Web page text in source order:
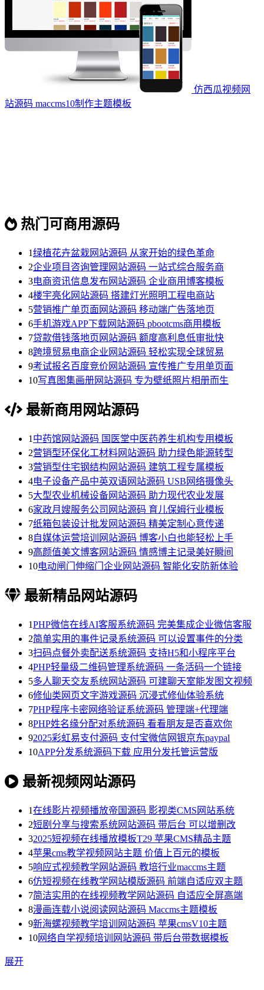
仿西瓜视频网
站源码 maccms10制作主题模板
热门可商用源码
1绿植花卉盆栽网站源码 从家开始的绿色革命
2企业项目咨询管理网站源码 一站式综合服务商
3电商资讯信息发布网站源码 企业商用博客模板
4楼宇亮化网站源码 搭建灯光照明工程电商站
5营销推广单页面网站源码 移动端广告落地页
6手机游戏APP下载网站源码 pbootcms商用模板
7贷款借钱落地页网站源码 额度高利息低审批快
8跨境贸易电商企业网站源码 轻松实现全球贸易
9考试报名百度竞价网站源码 宣传推广专用单页面
10写真图集画册网站源码 专为壁纸照片相册而生
最新商用网站源码
1 中药馆网站源码 国医堂中医药养生机构专用模板
2营销型环保化工材料网站源码 助力绿色能源转型
3营销型住宅钢结构网站源码 建筑工程专属模板
4电子设备产品中英双语网站源码 USB网络摄像头
5大型农业机械设备网站源码 助力现代农业发展
6家政月嫂服务公司网站源码 育儿保姆行业模板
7纸箱包装设计批发网站源码 精美定制心意传递
8自媒体运营培训网站源码 博客小白也能轻松上手
9高颜值美文博客网站源码 情感博主记录美好瞬间
10电动闸门伸缩门企业网站源码 智能化安防新体验
最新精品网站源码
1PHP微信在线AI客服系统源码 完美集成企业微信客服
2简单实用的事件记录系统源码 可以设置事件的分类
3扫码点餐外卖配送系统源码 支持H5和小程序平台
4PHP轻量级二维码管理系统源码 一条活码一个链接
5多人聊天交友系统网站源码 可建聊天室能发图文视频
6修仙类网页文字游戏源码 沉浸式修仙体验系统
7PHP程序卡密网络验证系统源码 管理端+代理端
8PHP姓名缘分配对系统源码 看看朋友是否喜欢你
92025彩虹易支付源码 支付宝微信网银京东paypal
10APP分发系统源码下载 应用分发托管运营版
最新视频网站源码
1在线影片视频播放帝国源码 影视类CMS网站系统
2短剧分享与搜索系统网站源码 带后台 可以增删改
32025短视频在线播放模板T29 苹果CMS精品主题
4苹果cms教学视频网站主题 价值上百元的模板
5响应式视频教学网站源码 教培行业maccms主题
6仿短视频在线教学网站模版源码 前端自适应双主题
7简洁实用的在线视频教学网站源码 自适应全屏高端
8漫画连载小说阅读网站源码 Maccms主题模板
9新海螺视频教学培训网站源码 苹果cmsV10主题
10网络自学视频培训网站源码 带后台带数据模板
展开